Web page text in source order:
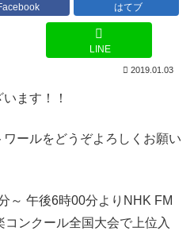
はてブ
LINE
2019.01.03
ます！！
ールをどうぞよろしくお願い
～ 午後6時00分よりNHK FM
ンクール全国大会で上位入